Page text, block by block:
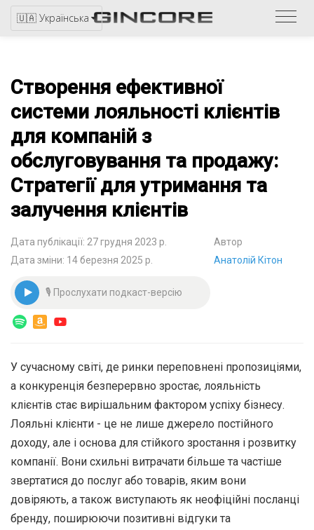
🇺🇦 Українська
Створення ефективної
системи лояльності клієнтів
для компаній з
обслуговування та продажу:
Стратегії для утримання та
залучення клієнтів
Дата публікації: 27 грудня 2023 р.
Дата зміни: 14 березня 2025 р.
Автор
Анатолій Кітон
🎙 Прослухати подкаст-версію
У сучасному світі, де ринки переповнені пропозиціями,
а конкуренція безперервно зростає, лояльність
клієнтів стає вирішальним фактором успіху бізнесу.
Лояльні клієнти - це не лише джерело постійного
доходу, але і основа для стійкого зростання і розвитку
компанії. Вони схильні витрачати більше та частіше
звертатися до послуг або товарів, яким вони
довіряють, а також виступають як неофіційні посланці
бренду, поширюючи позитивні відгуки та